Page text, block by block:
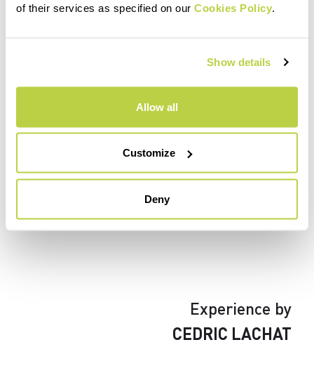
of their services as specified on our Cookies Policy
Show details
Allow all
Customize
Deny
Experience by
CEDRIC LACHAT